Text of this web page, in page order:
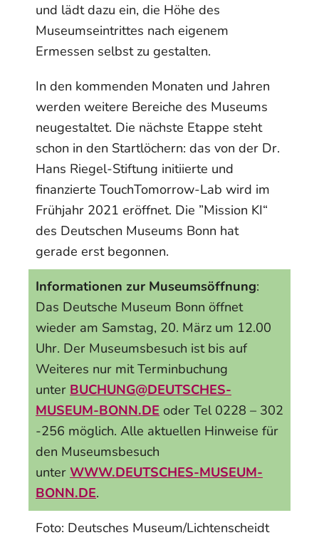
und lädt dazu ein, die Höhe des
Museumseintrittes nach eigenem
Ermessen selbst zu gestalten.
In den kommenden Monaten und Jahren
werden weitere Bereiche des Museums
neugestaltet. Die nächste Etappe steht
schon in den Startlöchern: das von der Dr.
Hans Riegel-Stiftung initiierte und
finanzierte TouchTomorrow-Lab wird im
Frühjahr 2021 eröffnet. Die ”Mission KI“
des Deutschen Museums Bonn hat
gerade erst begonnen.
Informationen zur Museumsöffnung:
Das Deutsche Museum Bonn öffnet
wieder am Samstag, 20. März um 12.00
Uhr. Der Museumsbesuch ist bis auf
Weiteres nur mit Terminbuchung
unter BUCHUNG@DEUTSCHES-
MUSEUM-BONN.DE oder Tel 0228 – 302
-256 möglich. Alle aktuellen Hinweise für
den Museumsbesuch
unter WWW.DEUTSCHES-MUSEUM-
BONN.DE.
Foto: Deutsches Museum/Lichtenscheidt